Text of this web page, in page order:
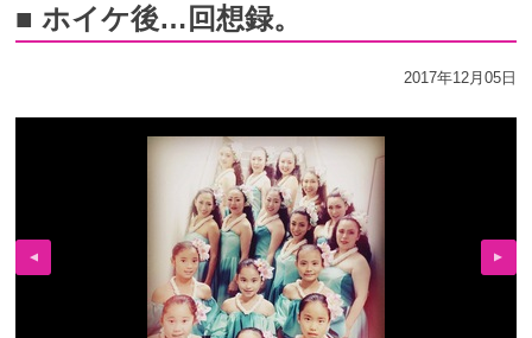
■ ホイケ後…回想録。
2017年12月05日